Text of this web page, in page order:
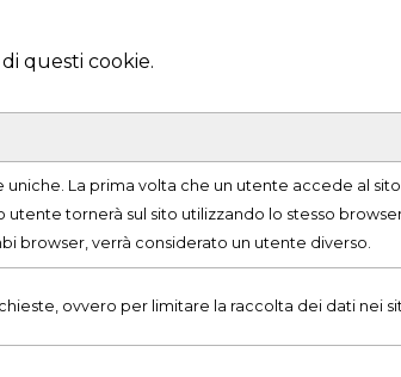
questi cookie.
La prima volta che un utente accede al
utente tornerà sul sito utilizzando lo stesso
browser, verrà considerato un utente diverso.
ovvero per limitare la raccolta dei dati nei